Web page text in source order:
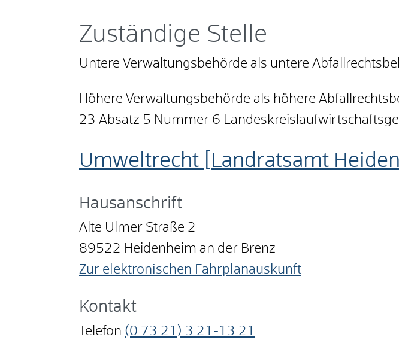
Zuständige Stelle
Untere Verwaltungsbehörde als untere
Höhere Verwaltungsbehörde als höhere
23 Absatz 5 Nummer 6
Umweltrecht [Landratsamt
Hausanschrift
Alte Ulmer Straße 2
89522 Heidenheim an der Brenz
Zur elektronischen Fahrplanauskunft
Kontakt
Telefon (0 73 21) 3 21-13 21